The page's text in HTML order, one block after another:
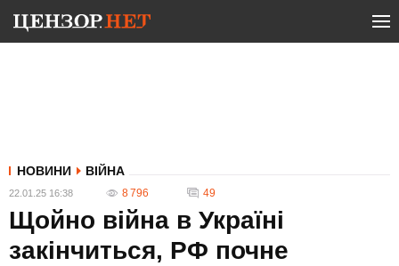
НОВИНИ ВІЙНА
22.01.25 16:38 8 796 49
Щойно війна в Україні
закінчиться, РФ почне